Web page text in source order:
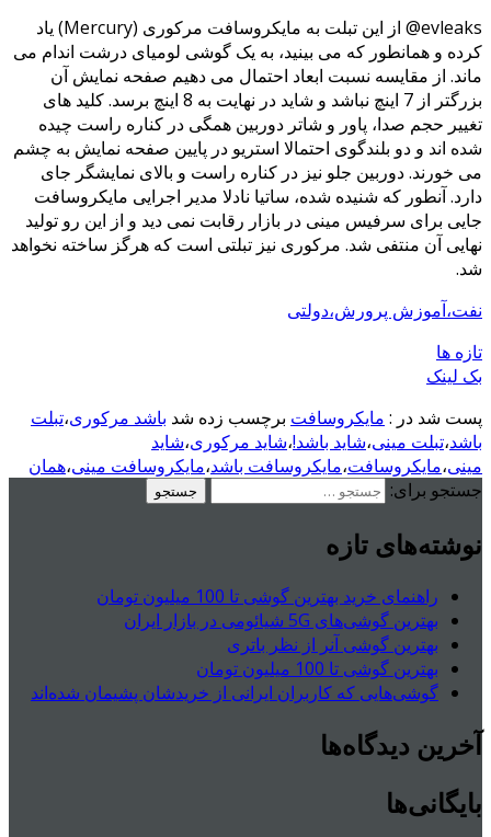
evleaks@ از این تبلت به مایکروسافت مرکوری (Mercury) یاد
کرده و همانطور که می بینید، به یک گوشی لومیای درشت اندام می
ماند. از مقایسه نسبت ابعاد احتمال می دهیم صفحه نمایش آن
بزرگتر از 7 اینچ نباشد و شاید در نهایت به 8 اینچ برسد. کلید های
تغییر حجم صدا، پاور و شاتر دوربین همگی در کناره راست چیده
شده اند و دو بلندگوی احتمالا استریو در پایین صفحه نمایش به چشم
می خورند. دوربین جلو نیز در کناره راست و بالای نمایشگر جای
دارد. آنطور که شنیده شده، ساتیا نادلا مدیر اجرایی مایکروسافت
جایی برای سرفیس مینی در بازار رقابت نمی دید و از این رو تولید
نهایی آن منتفی شد. مرکوری نیز تبلتی است که هرگز ساخته نخواهد
شد.
نفت،آموزش پرورش،دولتی
تازه ها
بک لینک
پست شد در : مایکروسافت برچسب زده شد باشد مرکوری،تبلت
باشد،تبلت مینی،شاید باشد!،شاید مرکوری،شاید
مینی،مایکروسافت،مایکروسافت باشد،مایکروسافت مینی،همان
جستجو برای:
نوشته‌های تازه
راهنمای خرید بهترین گوشی تا 100 میلیون تومان
بهترین گوشی‌های 5G شیائومی در بازار ایران
بهترین گوشی آنر از نظر باتری
بهترین گوشی تا 100 میلیون تومان
گوشی‌هایی که کاربران ایرانی از خریدشان پشیمان شده‌اند
آخرین دیدگاه‌ها
بایگانی‌ها